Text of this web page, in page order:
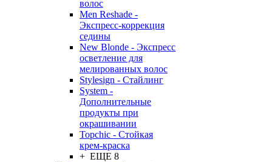
волос
Men Reshade -
Экспресс-коррекция
седины
New Blonde - Экспресс
осветление для
мелированных волос
Stylesign - Стайлинг
System -
Дополнительные
продукты при
окрашивании
Topchic - Стойкая
крем-краска
+ ЕЩЕ 8